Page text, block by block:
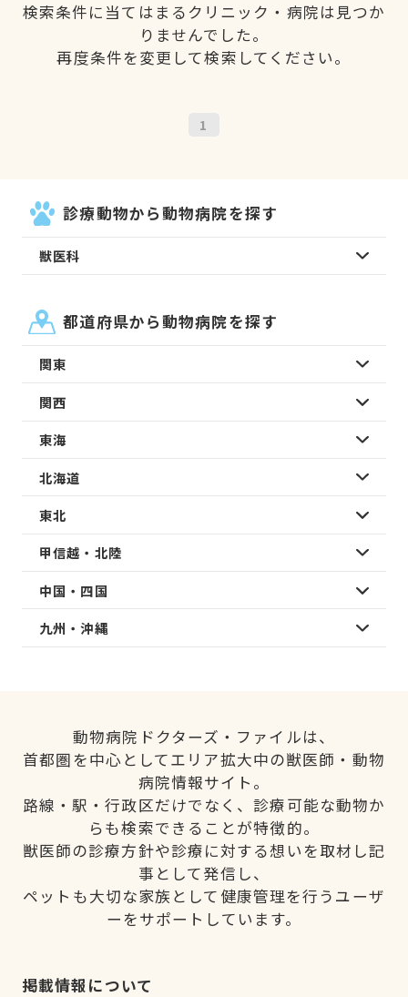
検索条件に当てはまるクリニック・病院は見つか
りませんでした。
再度条件を変更して検索してください。
1
診療動物から動物病院を探す
獣医科
都道府県から動物病院を探す
関東
関西
東海
北海道
東北
甲信越・北陸
中国・四国
九州・沖縄
動物病院ドクターズ・ファイルは、
首都圏を中心としてエリア拡大中の獣医師・動物
病院情報サイト。
路線・駅・行政区だけでなく、診療可能な動物か
らも検索できることが特徴的。
獣医師の診療方針や診療に対する想いを取材し記
事として発信し、
ペットも大切な家族として健康管理を行うユーザ
ーをサポートしています。
掲載情報について